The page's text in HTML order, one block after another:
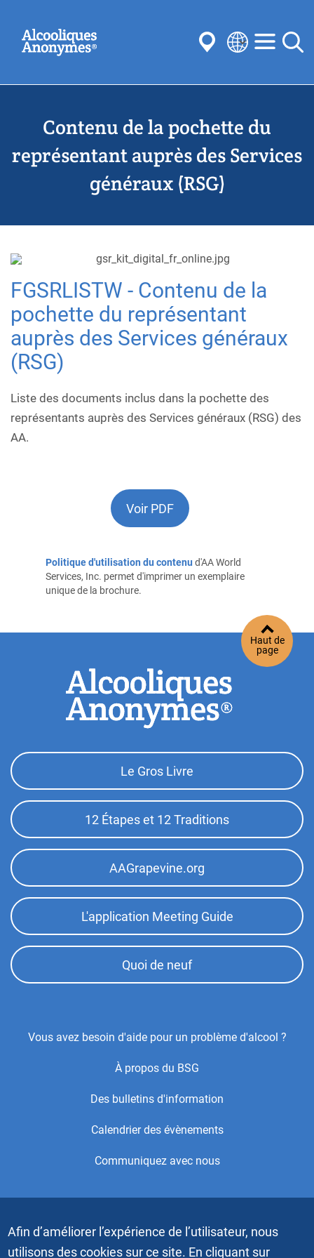
contenu
principal
Recherchez
Soumettre
Souvent recherché:
réunions
l’anonymat Étapes
Traditions
Concepts
comités
Select
language
Contenu de la pochette du
représentant auprès des Services
généraux (RSG)
FGSRLISTW - Contenu de la
pochette du représentant
auprès des Services généraux
(RSG)
Liste des documents inclus dans la pochette des
représentants auprès des Services généraux (RSG) des
AA.
Voir PDF
Politique d'utilisation du contenu d'AA World
Services, Inc. permet d'imprimer un exemplaire
unique de la brochure.
Haut de
page
Footer
Top
Menu
Le Gros Livre
12 Étapes et 12 Traditions
AAGrapevine.org
L'application Meeting Guide
Quoi de neuf
Footer
Vous avez besoin d'aide pour un problème d'alcool ?
À propos du BSG
Des bulletins d'information
Calendrier des évènements
Communiquez avec nous
Bureau des Services généraux (BSG) des Alcooliques
anonymes. Les vidéos et les images graphiques ne doivent
Afin d’améliorer l’expérience de l’utilisateur, nous
utilisons des cookies sur ce site. En cliquant sur